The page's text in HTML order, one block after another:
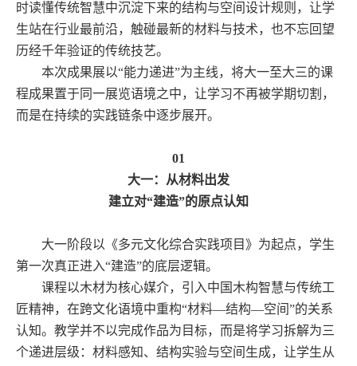
时读懂传统智慧中沉淀下来的结构与空间设计规则，让学
生站在行业最前沿，触碰最新的材料与技术，也不忘回望
历经千年验证的传统技艺。
本次成果展以“能力递进”为主线，将大一至大三的课
程成果置于同一展览语境之中，让学习不再被学期切割，
而是在持续的实践链条中逐步展开。
01
大一：从材料出发
建立对“建造”的原点认知
大一阶段以《多元文化综合实践项目》为起点，学生
第一次真正进入“建造”的底层逻辑。
课程以木材为核心媒介，引入中国木构智慧与传统工
匠精神，在跨文化语境中重构“材料—结构—空间”的关系
认知。教学并不以完成作品为目标，而是将学习拆解为三
个递进层级：材料感知、结构实验与空间生成，让学生从